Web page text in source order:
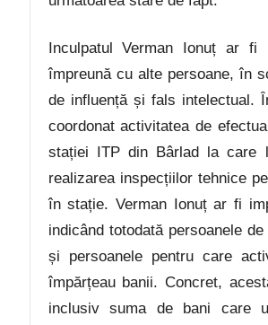
Inculpatul Verman Ionuț ar fi
împreună cu alte persoane, în
de influență și fals intelectual.
coordonat activitatea de
stației ITP din Bârlad la
realizarea inspecțiilor tehnice
în stație. Verman Ionuț ar fi
indicând totodată persoanele
și persoanele pentru care
împărțeau banii. Concret,
inclusiv suma de bani care